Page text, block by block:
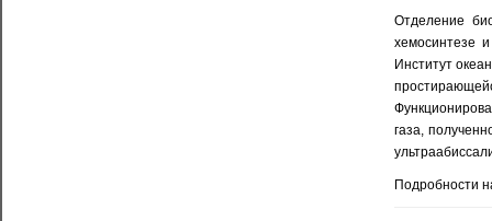
Отделение
хемосинтезе
Институт
газа,
Подробности